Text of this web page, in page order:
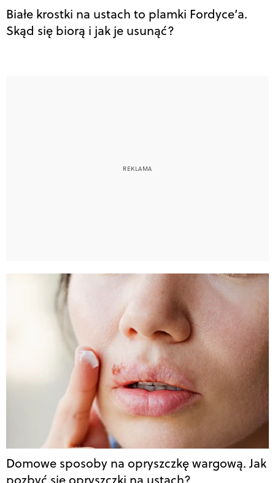
Białe krostki na ustach to plamki Fordyce’a.
Skąd się biorą i jak je usunąć?
Domowe sposoby na opryszczkę wargową. Jak